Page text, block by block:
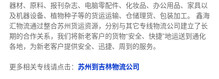
器材、原料、报刊杂志、电脑零配件、化妆品、办公用品、家具以
及机器设备、植物种子等的货运运输、仓储理货、包装加工。 鑫海
汇物流通过整合苏州货运资源，分别与其它专线物流公司建立了长
期的合作关系，我们将新老客户的货物“安全、快捷”地运送到通化
各地，为新老客户提供安全、迅捷、周到的服务。
更多相关专线请点击： 苏州到吉林物流公司